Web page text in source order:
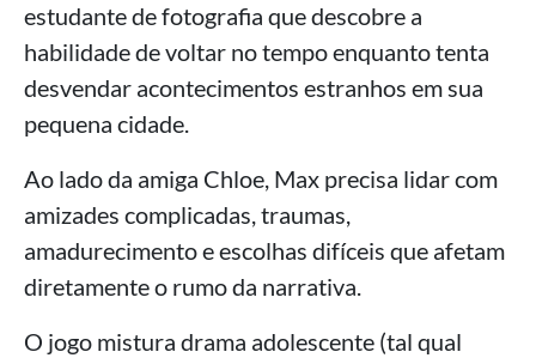
estudante de fotografia que descobre a
habilidade de voltar no tempo enquanto tenta
desvendar acontecimentos estranhos em sua
pequena cidade.
Ao lado da amiga Chloe, Max precisa lidar com
amizades complicadas, traumas,
amadurecimento e escolhas difíceis que afetam
diretamente o rumo da narrativa.
O jogo mistura drama adolescente (tal qual